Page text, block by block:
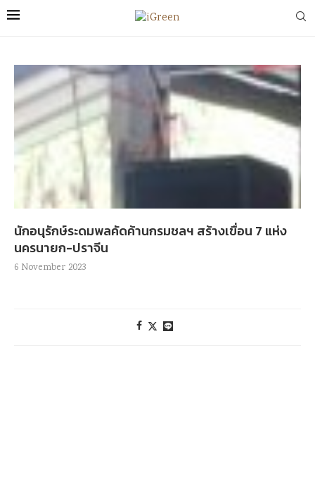
นักอนุรักษ์ระดมพลคัดค้านกรมชลฯ สร้างเขื่อน 7 แห่ง
นครนายก-ปราจีน
6 November 2023